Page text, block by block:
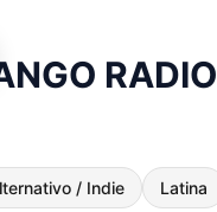
RADIO
/ Indie Latina